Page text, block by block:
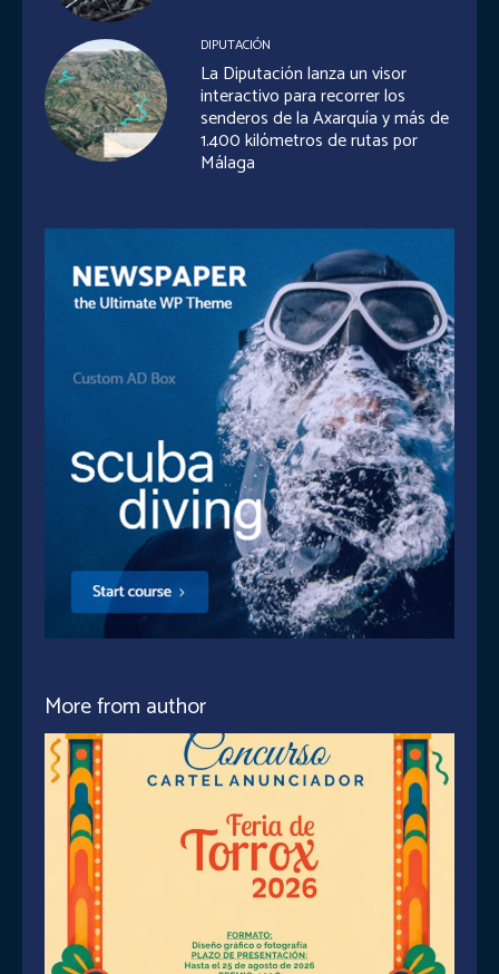
DIPUTACIÓN
La Diputación lanza un visor
interactivo para recorrer los
senderos de la Axarquía y más de
1.400 kilómetros de rutas por
Málaga
More from author